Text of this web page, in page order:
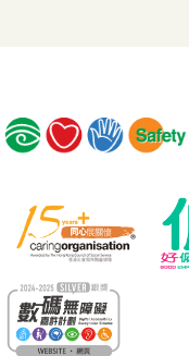
MICM
组装合成建筑工程管
MICW
组装合成建筑工程工
TST
安全使用可伸缩工作台
危险品的安全规管与
【好心情@健康工作
『七好』减压法的科
讲座
【护心计划/好心情@